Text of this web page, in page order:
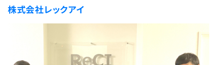
新卒エージェント
インタビュー
4択課題
Tech Team Journal
paizaとは？
株式会社レックアイ